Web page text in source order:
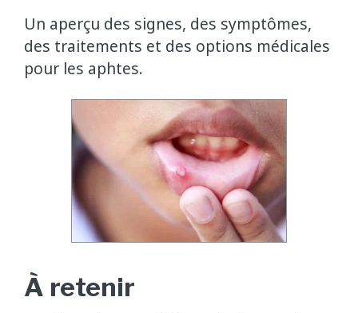
Un aperçu des signes, des symptômes,
des traitements et des options médicales
pour les aphtes.
À retenir